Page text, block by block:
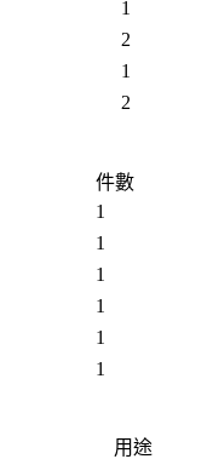
1
2
1
2
件數
1
1
1
1
1
1
用途